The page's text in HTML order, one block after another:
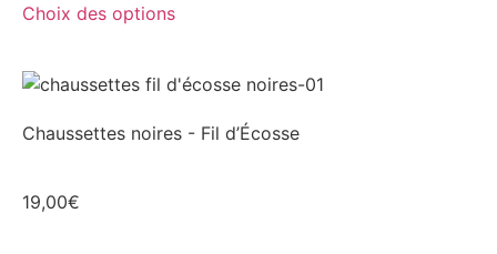
Choix des options
Chaussettes noires - Fil d’Écosse
19,00€